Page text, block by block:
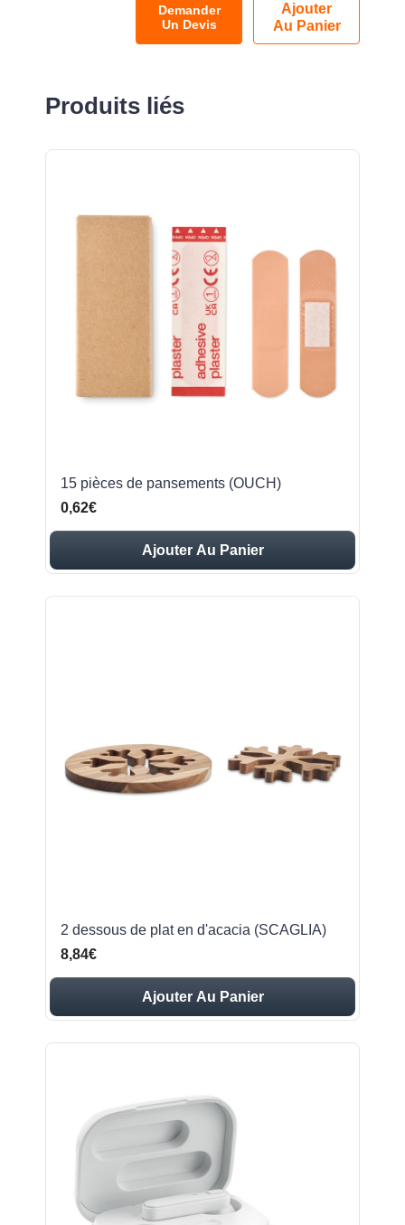
Demander
Un Devis
Ajouter
Au Panier
Produits liés
15 pièces de pansements (OUCH)
0,62€
Ajouter Au Panier
2 dessous de plat en d'acacia (SCAGLIA)
8,84€
Ajouter Au Panier